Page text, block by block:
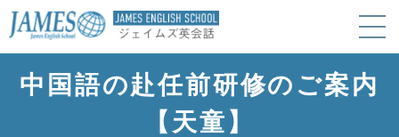
中国語の赴任前研修のご案内
【天童】